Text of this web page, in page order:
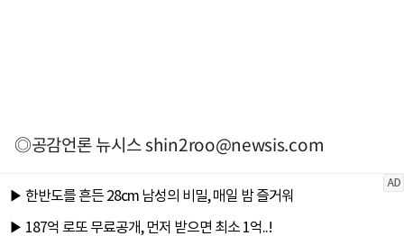
◎공감언론 뉴시스shin2roo@newsis.com